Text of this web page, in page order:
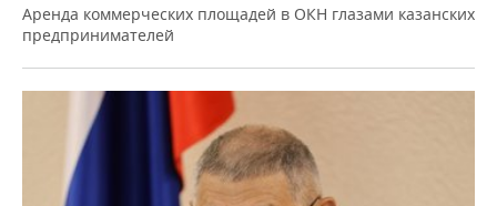
Аренда коммерческих площадей в ОКН глазами казанских
предпринимателей